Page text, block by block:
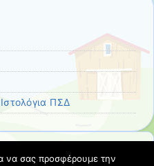
ΠΣΔ
να σας προσφέρουμε την